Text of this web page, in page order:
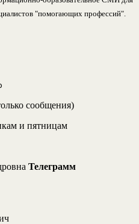
"помогающих профессий".
сообщения)
и пятницам
Телеграмм